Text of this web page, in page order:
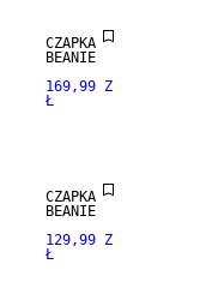
CZAPKA
BEANIE
169,99 Z
Ł
CZAPKA
BEANIE
129,99 Z
Ł
SALE
PRAWDZIWA